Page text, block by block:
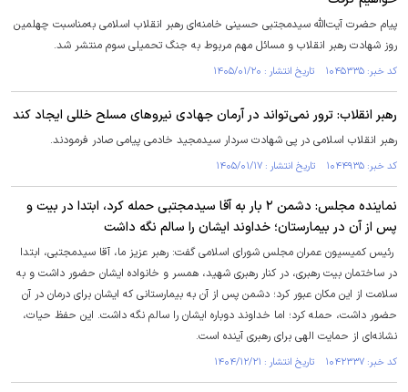
پیام حضرت آیت‌الله سیدمجتبی حسینی خامنه‌ای رهبر انقلاب اسلامی به‌مناسبت چهلمین
روز شهادت رهبر انقلاب و مسائل مهم مربوط به جنگ تحمیلی سوم منتشر شد.
کد خبر: ۱۰۴۵۳۳۵ تاریخ انتشار : ۱۴۰۵/۰۱/۲۰
رهبر انقلاب: ترور نمی‌تواند در آرمان جهادی نیروهای مسلح خللی ایجاد کند
رهبر انقلاب اسلامی در پی شهادت سردار سیدمجید خادمی پیامی صادر فرمودند.
کد خبر: ۱۰۴۴۹۳۵ تاریخ انتشار : ۱۴۰۵/۰۱/۱۷
نماینده مجلس: دشمن ۲ بار به آقا سیدمجتبی حمله کرد، ابتدا در بیت و
پس از آن در بیمارستان؛ خداوند ایشان را سالم نگه داشت
رئیس کمیسیون عمران مجلس شورای اسلامی گفت: رهبر عزیز ما، آقا سیدمجتبی، ابتدا
در ساختمان بیت رهبری، در کنار رهبری شهید، همسر و خانواده ایشان حضور داشت و به
سلامت از این مکان عبور کرد؛ دشمن پس از آن به بیمارستانی که ایشان برای درمان در آن
حضور داشت، حمله کرد؛ اما خداوند دوباره ایشان را سالم نگه داشت. این حفظ حیات،
نشانه‌ای از حمایت الهی برای رهبری آینده است.
کد خبر: ۱۰۴۲۳۳۷ تاریخ انتشار : ۱۴۰۴/۱۲/۲۱